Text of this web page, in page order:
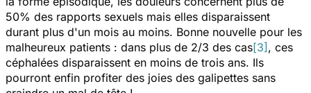
50% des rapports sexuels mais elles disparaissent
durant plus d'un mois au moins. Bonne nouvelle pour les
malheureux patients : dans plus de 2/3 des cas[3], ces
céphalées disparaissent en moins de trois ans. Ils
pourront enfin profiter des joies des galipettes sans